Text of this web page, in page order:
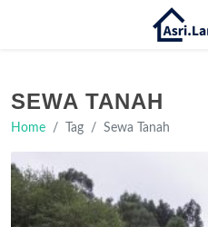
SEWA TANAH
Home Tag Sewa Tanah